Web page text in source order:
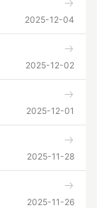
2025-12-04
2025-12-02
2025-12-01
2025-11-28
2025-11-26